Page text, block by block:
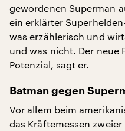
gewordenen Superman
ein erklärter
was erzählerisch und
und was nicht. Der neue
Potenzial, sagt er.
Batman gegen
Vor allem beim
das Kräftemessen